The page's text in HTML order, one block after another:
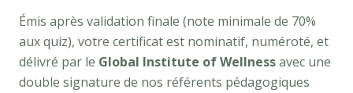
Émis après validation finale (note minimale de 70%
aux quiz), votre certificat est nominatif, numéroté, et
délivré par le Global Institute of Wellnessavec une
double signature de nos référents pédagogiques